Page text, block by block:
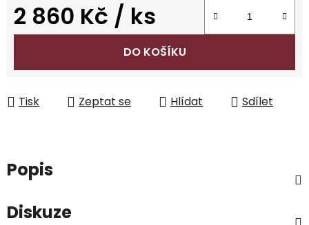
2 860 Kč / ks
Měrná cena:
DO KOŠÍKU
Tisk Zeptat se Hlídat Sdílet
Popis
Diskuze